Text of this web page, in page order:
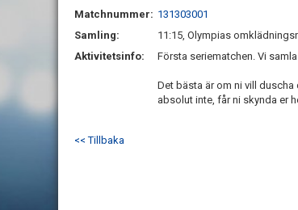
Matchnummer: 131303001
Samling:
11:15, Olympias
Aktivitetsinfo:
Första seriematchen. Vi
Det bästa är om ni vill
absolut inte, får ni skynda er
<< Tillbaka